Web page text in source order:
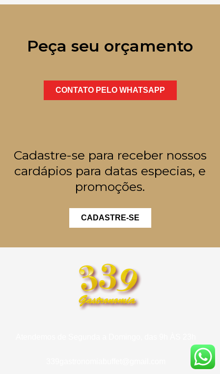
Peça seu orçamento
CONTATO PELO WHATSAPP
Cadastre-se para receber nossos
cardápios para datas especias, e
promoções.
CADASTRE-SE